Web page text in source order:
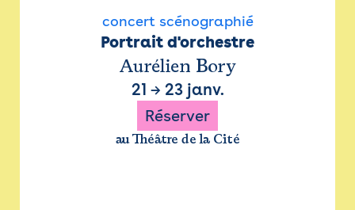
concert scénographié
Portrait d'orchestre
Aurélien Bory
21 → 23 janv.
Réserver
au Théâtre de la Cité